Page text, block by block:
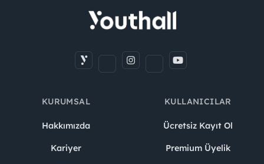
KURUMSAL
Hakkımızda
Kariyer
KULLANICILAR
Ücretsiz Kayıt Ol
Premium Üyelik